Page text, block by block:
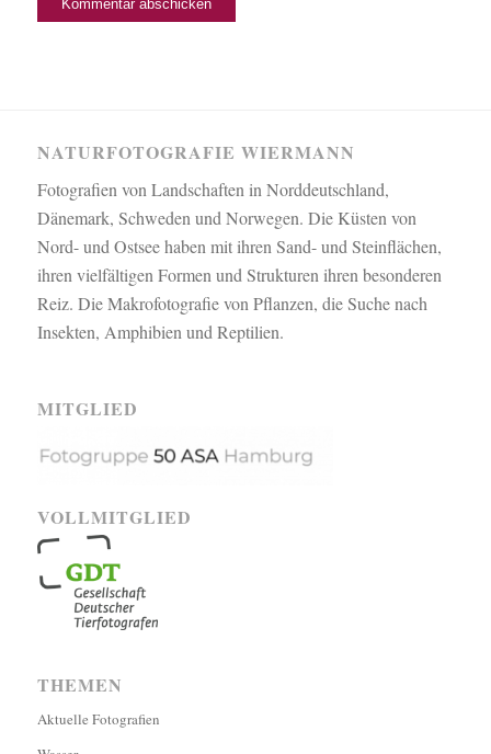
NATURFOTOGRAFIE WIERMANN
Fotografien von Landschaften in Norddeutschland,
Dänemark, Schweden und Norwegen. Die Küsten von
Nord- und Ostsee haben mit ihren Sand- und Steinflächen,
ihren vielfältigen Formen und Strukturen ihren besonderen
Reiz. Die Makrofotografie von Pflanzen, die Suche nach
Insekten, Amphibien und Reptilien.
MITGLIED
VOLLMITGLIED
THEMEN
Aktuelle Fotografien